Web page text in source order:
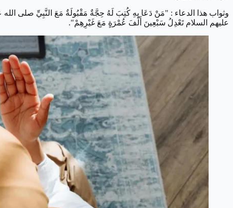
وثواب هذا الدعاء : "مَنْ دَعَا بِهِ كُتِبَ لَهُ حِجَّةٌ مَقْبُولَةٌ مَعَ النَّبِيِّ صلى
عليهم السلام تَعْدِلُ سَبْعِينَ أَلْفَ عُمْرَةٍ مَعَ غَيْرِهِمْ".